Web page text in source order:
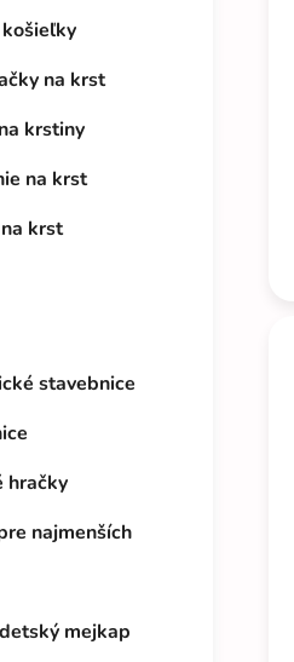
na krst
krstiny
na krst
krst
stavebnice
hračky
najmenších
mejkap